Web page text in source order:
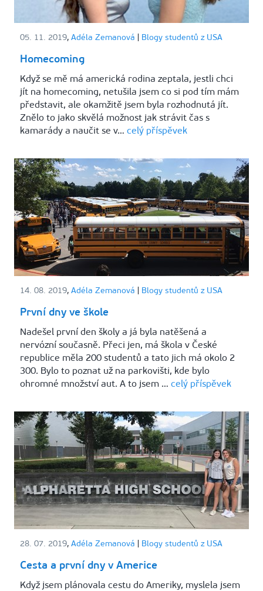
05. 11. 2019, Adéla Zemanová Blogy studentů z USA
Homecoming
Když se mě má americká rodina zeptala, jestli chci
jít na homecoming, netušila jsem co si pod tím mám
představit, ale okamžitě jsem byla rozhodnutá jít.
Znělo to jako skvělá možnost jak strávit čas s
kamarády a naučit se v… celý příspěvek
14. 08. 2019, Adéla Zemanová Blogy studentů z USA
První dny ve škole
Nadešel první den školy a já byla natěšená a
nervózní současně. Přeci jen, má škola v České
republice měla 200 studentů a tato jich má okolo 2
300. Bylo to poznat už na parkovišti, kde bylo
ohromné množství aut. A to jsem … celý příspěvek
28. 07. 2019, Adéla Zemanová Blogy studentů z USA
Cesta a první dny v Americe
Když jsem plánovala cestu do Ameriky, myslela jsem